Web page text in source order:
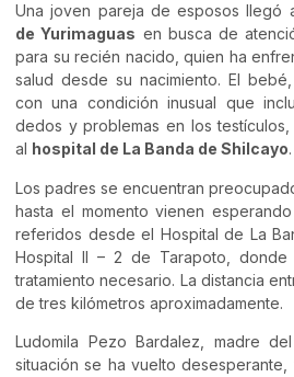
Una joven pareja de esposos llegó
de Yurimaguas en busca de
para su recién nacido, quien ha
salud desde su nacimiento. El
con una condición inusual que
dedos y problemas en los
al hospital de La Banda de Shilcayo.
Los padres se encuentran
hasta el momento vienen
referidos desde el Hospital de La
Hospital II – 2 de Tarapoto,
tratamiento necesario. La distancia
de tres kilómetros aproximadamente.
Ludomila Pezo Bardalez, madre
situación se ha vuelto